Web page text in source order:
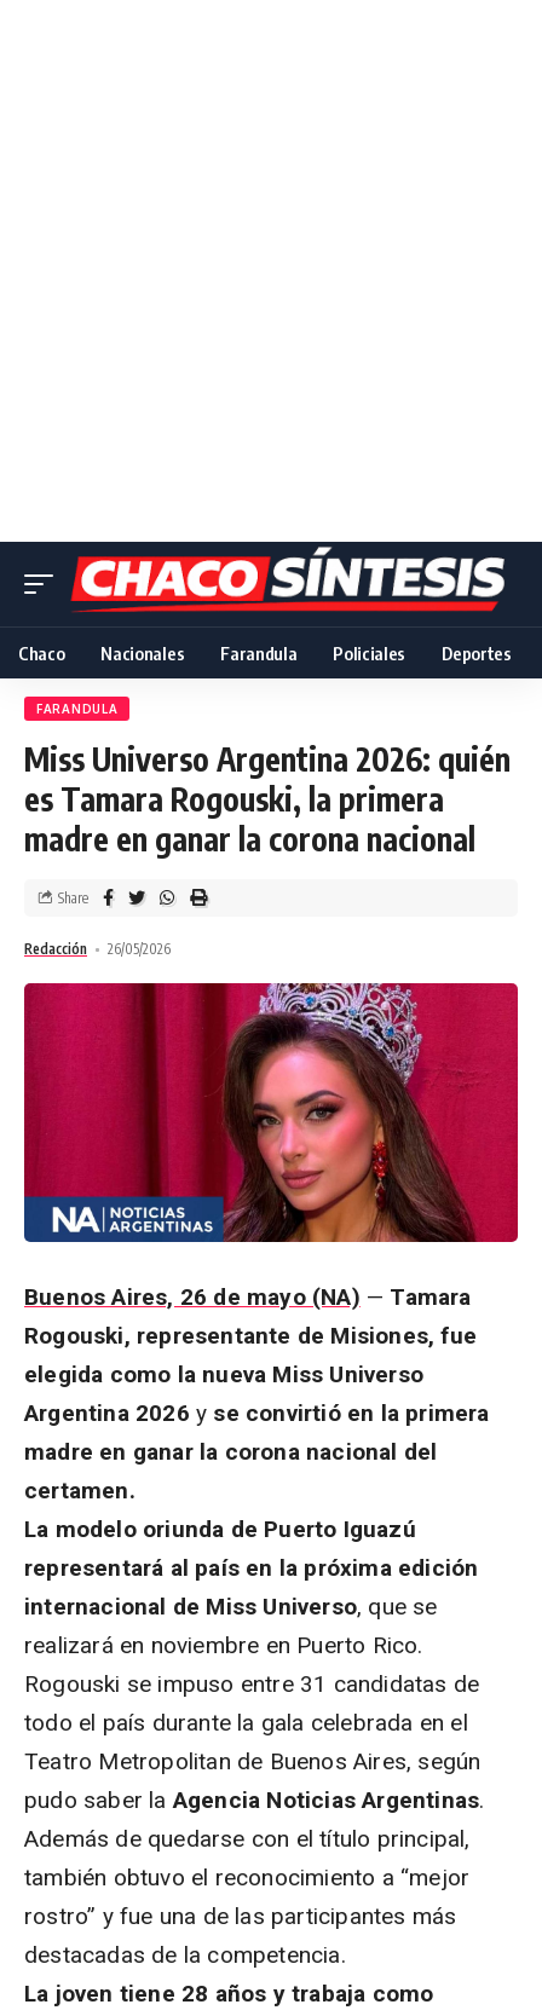
Chaco Nacionales Farandula Policiales Deportes
FARANDULA
Miss Universo Argentina 2026: quién
es Tamara Rogouski, la primera
madre en ganar la corona nacional
Redacción 26/05/2026
Share
Buenos Aires, 26 de mayo (NA) — Tamara
Rogouski, representante de Misiones, fue
elegida como la nueva Miss Universo
Argentina 2026 y se convirtió en la primera
madre en ganar la corona nacional del
certamen.
La modelo oriunda de Puerto Iguazú
representará al país en la próxima edición
internacional de Miss Universo, que se
realizará en noviembre en Puerto Rico.
Rogouski se impuso entre 31 candidatas de
todo el país durante la gala celebrada en el
Teatro Metropolitan de Buenos Aires, según
pudo saber la Agencia Noticias Argentinas.
Además de quedarse con el título principal,
también obtuvo el reconocimiento a “mejor
rostro” y fue una de las participantes más
destacadas de la competencia.
La joven tiene 28 años y trabaja como